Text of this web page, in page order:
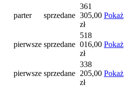
parter sprzedane
361
305,00
zł
Pokaż
pierwsze sprzedane
518
016,00
zł
Pokaż
pierwsze sprzedane
338
205,00
zł
Pokaż